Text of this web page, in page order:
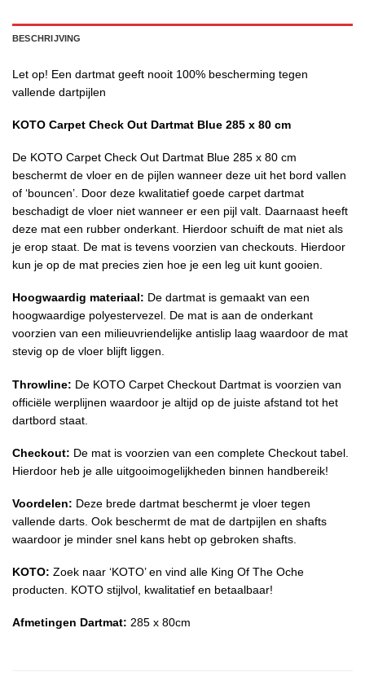
BESCHRIJVING
Let op! Een dartmat geeft nooit 100% bescherming tegen
vallende dartpijlen
KOTO Carpet Check Out Dartmat Blue 285 x 80 cm
De KOTO Carpet Check Out Dartmat Blue 285 x 80 cm
beschermt de vloer en de pijlen wanneer deze uit het bord vallen
of ‘bouncen’. Door deze kwalitatief goede carpet dartmat
beschadigt de vloer niet wanneer er een pijl valt. Daarnaast heeft
deze mat een rubber onderkant. Hierdoor schuift de mat niet als
je erop staat. De mat is tevens voorzien van checkouts. Hierdoor
kun je op de mat precies zien hoe je een leg uit kunt gooien.
Hoogwaardig materiaal: De dartmat is gemaakt van een
hoogwaardige polyestervezel. De mat is aan de onderkant
voorzien van een milieuvriendelijke antislip laag waardoor de mat
stevig op de vloer blijft liggen.
Throwline: De KOTO Carpet Checkout Dartmat is voorzien van
officiële werplijnen waardoor je altijd op de juiste afstand tot het
dartbord staat.
Checkout: De mat is voorzien van een complete Checkout tabel.
Hierdoor heb je alle uitgooimogelijkheden binnen handbereik!
Voordelen: Deze brede dartmat beschermt je vloer tegen
vallende darts. Ook beschermt de mat de dartpijlen en shafts
waardoor je minder snel kans hebt op gebroken shafts.
KOTO: Zoek naar ‘KOTO’ en vind alle King Of The Oche
producten. KOTO stijlvol, kwalitatief en betaalbaar!
Afmetingen Dartmat: 285 x 80cm